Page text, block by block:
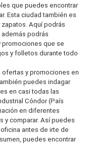
que puedes encontrar
Esta ciudad también es
Aquí podrás
podrás
promociones que se
y folletos durante todo
y promociones en
puedes indagar
en casi todas las
Cóndor (País
en diferentes
y comparar. Así puedes
antes de irte de
puedes encontrar